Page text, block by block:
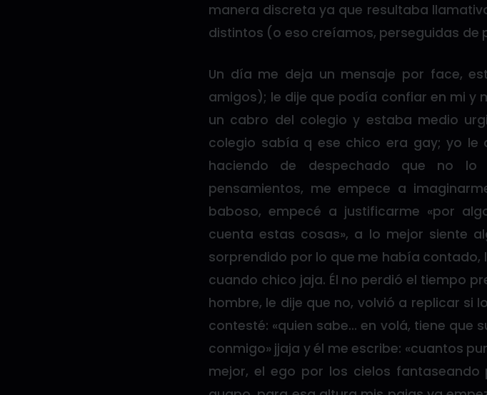
manera discreta ya que resultaba
distintos (o eso creíamos, perseguidas de
Un día me deja un mensaje por face,
amigos); le dije que podía confiar en mi y
un cabro del colegio y estaba medio
colegio sabía q ese chico era gay; yo le
haciendo de despechado que no
pensamientos, me empece a
baboso, empecé a justificarme «por
cuenta estas cosas», a lo mejor siente
sorprendido por lo que me había contado,
cuando chico jaja. Él no perdió el tiempo
hombre, le dije que no, volvió a replicar si
contesté: «quien sabe… en volá, tiene que
conmigo» jjaja y él me escribe: «cuantos
mejor, el ego por los cielos